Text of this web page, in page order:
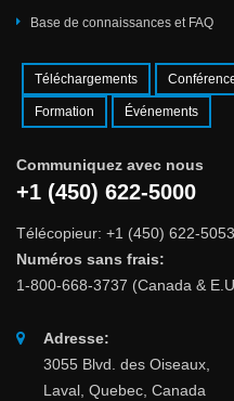
Base de connaissances et FAQ
Téléchargements
Formation Événements
Communiquez avec nous
+1 (450) 622-5000
Télécopieur: +1 (450) 622-5053
Numéros sans frais:
1-800-668-3737 (Canada &
Adresse:
3055 Blvd. des Oiseaux,
Laval, Quebec, Canada